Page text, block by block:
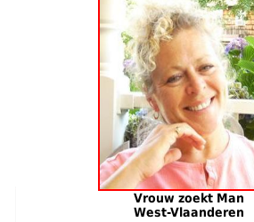
Vrouw zoekt Man
West-Vlaanderen